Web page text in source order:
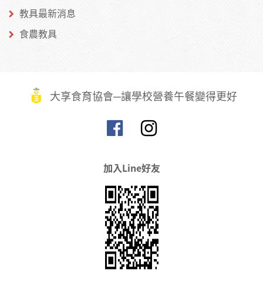
教具最新消息
食農教具
大享食育協會─讓學校營養午餐變得更好
加入Line好友